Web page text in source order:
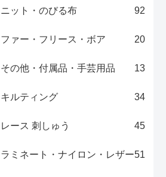
ニット・のびる布 92
ファー・フリース・ボア 20
その他・付属品・手芸用品 13
キルティング 34
レース 刺しゅう 45
ラミネート・ナイロン・レザー51